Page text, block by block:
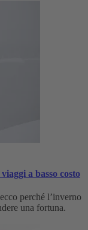
a basso costo
perché l’inverno
una fortuna.